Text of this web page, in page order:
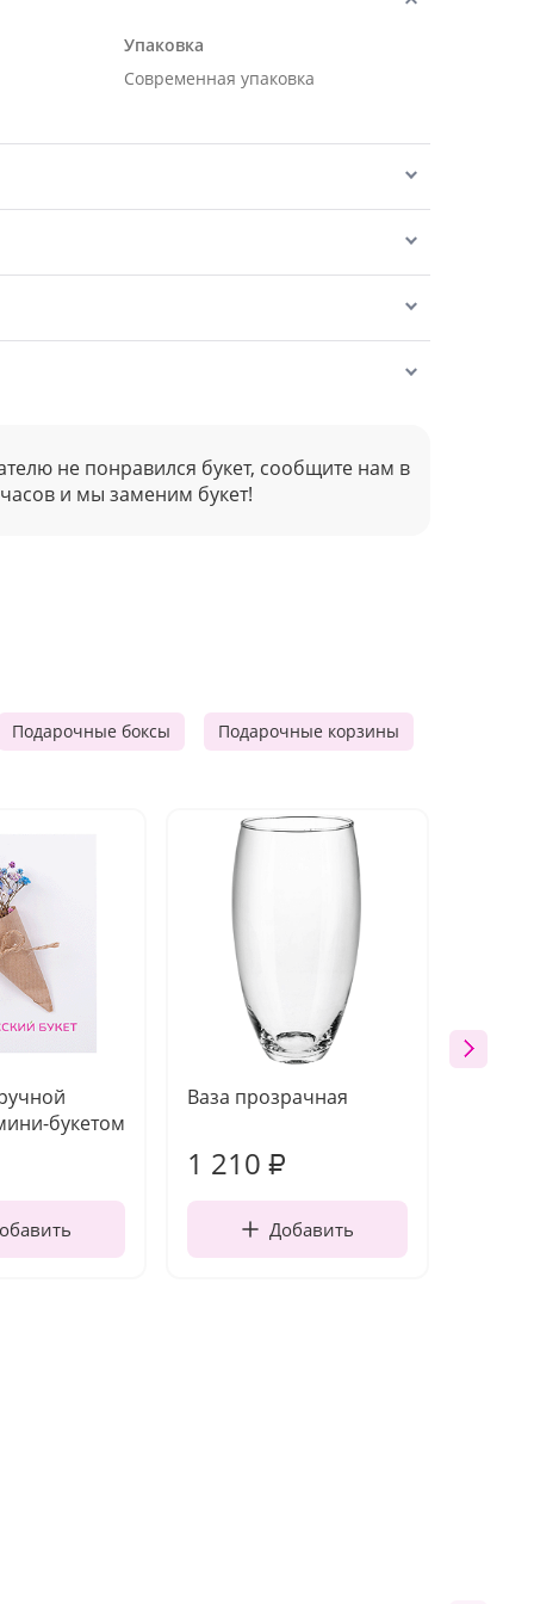
Упаковка
Современная упаковка
не понравился букет, сообщите нам в
и мы заменим букет!
Подарочные боксы Подарочные корзины
букетом
Ваза прозрачная
1 210 ₽
Добавить